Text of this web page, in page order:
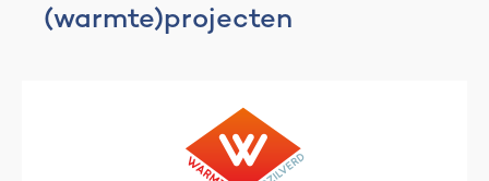
(warmte)projecten